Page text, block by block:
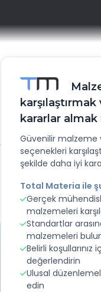
kararlar almak
Güvenilir malzeme
seçenekleri
şekilde daha iyi
Total Materia ile
Gerçek
malzemeleri
Standartlar
malzemeleri
Belirli koşullarınız
değerlendirin
Ulusal
edin